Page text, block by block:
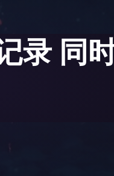
录 同